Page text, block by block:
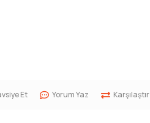
Et Yorum Yaz Karşılaştır